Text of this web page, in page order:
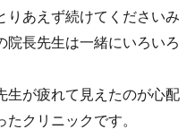
りあえず続けてくださいみ
院長先生は一緒にいろいろ
生が疲れて見えたのが心配
クリニックです。